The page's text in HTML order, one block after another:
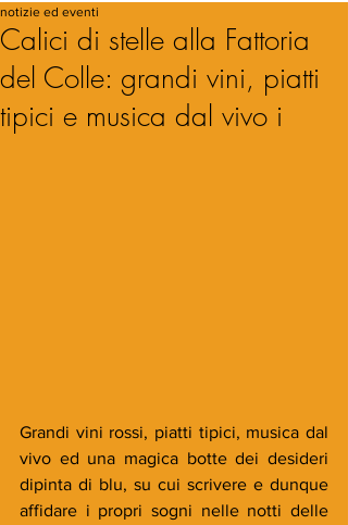
Calici di stelle alla Fattoria
del Colle: grandi vini, piatti
tipici e musica dal vivo i
notizie ed eventi
Grandi vini rossi, piatti tipici, musica dal
vivo ed una magica botte dei desideri
dipinta di blu, su cui scrivere e dunque
affidare i propri sogni nelle notti delle